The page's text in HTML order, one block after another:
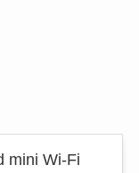
mini Wi-Fi